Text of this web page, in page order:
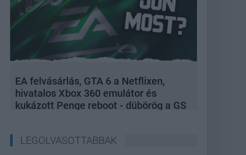
EA felvásárlás, GTA 6 a Netflixen,
hivatalos Xbox 360 emulátor és
kukázott Penge reboot - dübörög a GS
LEGOLVASOTTABBAK